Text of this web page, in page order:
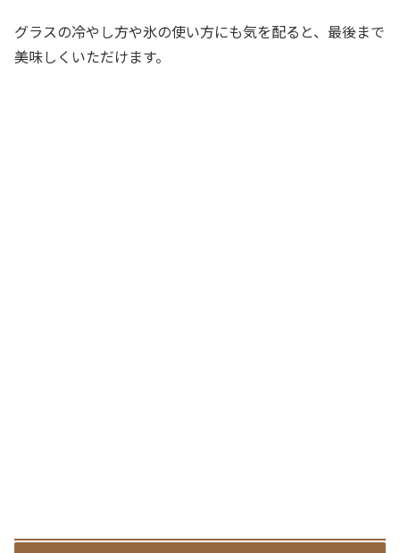
グラスの冷やし方や氷の使い方にも気を配ると、最後まで
美味しくいただけます。